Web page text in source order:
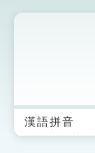
生字詞彙表
漢語拼音